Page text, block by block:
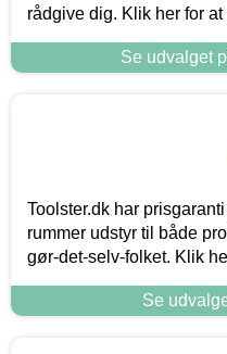
rådgive dig. Klik her for
Se udvalget
Toolster.dk har
rummer udstyr til både
gør-det-selv-folket. Klik
Se